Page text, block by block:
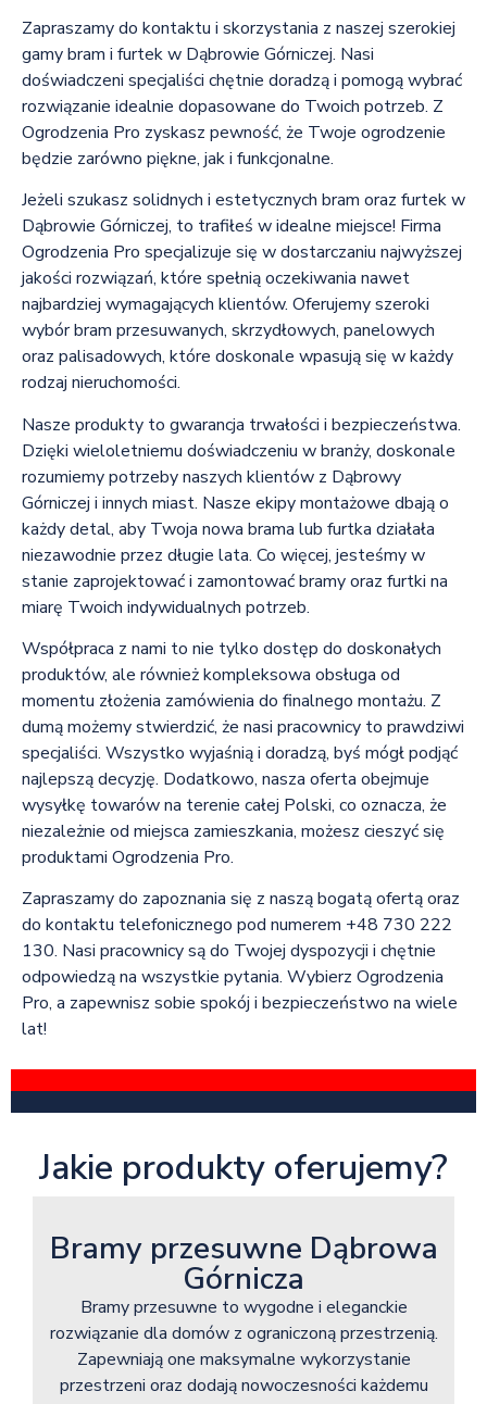
Zapraszamy do kontaktu i skorzystania z naszej szerokiej
gamy bram i furtek w Dąbrowie Górniczej. Nasi
doświadczeni specjaliści chętnie doradzą i pomogą wybrać
rozwiązanie idealnie dopasowane do Twoich potrzeb. Z
Ogrodzenia Pro zyskasz pewność, że Twoje ogrodzenie
będzie zarówno piękne, jak i funkcjonalne.
Jeżeli szukasz solidnych i estetycznych bram oraz furtek w
Dąbrowie Górniczej, to trafiłeś w idealne miejsce! Firma
Ogrodzenia Pro specjalizuje się w dostarczaniu najwyższej
jakości rozwiązań, które spełnią oczekiwania nawet
najbardziej wymagających klientów. Oferujemy szeroki
wybór bram przesuwanych, skrzydłowych, panelowych
oraz palisadowych, które doskonale wpasują się w każdy
rodzaj nieruchomości.
Nasze produkty to gwarancja trwałości i bezpieczeństwa.
Dzięki wieloletniemu doświadczeniu w branży, doskonale
rozumiemy potrzeby naszych klientów z Dąbrowy
Górniczej i innych miast. Nasze ekipy montażowe dbają o
każdy detal, aby Twoja nowa brama lub furtka działała
niezawodnie przez długie lata. Co więcej, jesteśmy w
stanie zaprojektować i zamontować bramy oraz furtki na
miarę Twoich indywidualnych potrzeb.
Współpraca z nami to nie tylko dostęp do doskonałych
produktów, ale również kompleksowa obsługa od
momentu złożenia zamówienia do finalnego montażu. Z
dumą możemy stwierdzić, że nasi pracownicy to prawdziwi
specjaliści. Wszystko wyjaśnią i doradzą, byś mógł podjąć
najlepszą decyzję. Dodatkowo, nasza oferta obejmuje
wysyłkę towarów na terenie całej Polski, co oznacza, że
niezależnie od miejsca zamieszkania, możesz cieszyć się
produktami Ogrodzenia Pro.
Zapraszamy do zapoznania się z naszą bogatą ofertą oraz
do kontaktu telefonicznego pod numerem +48 730 222
130. Nasi pracownicy są do Twojej dyspozycji i chętnie
odpowiedzą na wszystkie pytania. Wybierz Ogrodzenia
Pro, a zapewnisz sobie spokój i bezpieczeństwo na wiele
lat!
Jakie produkty oferujemy?
Bramy przesuwne Dąbrowa
Górnicza
Bramy przesuwne to wygodne i eleganckie
rozwiązanie dla domów z ograniczoną przestrzenią.
Zapewniają one maksymalne wykorzystanie
przestrzeni oraz dodają nowoczesności każdemu